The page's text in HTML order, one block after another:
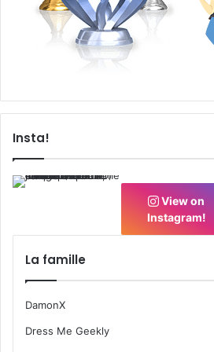
Insta!
View on
Instagram!
La famille
DamonX
Dress Me Geekly